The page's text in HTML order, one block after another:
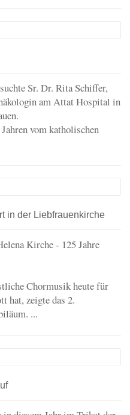
Sr. Dr. Rita Schiffer,
am Attat Hospital in
vom katholischen
in der Liebfrauenkirche
Kirche - 125 Jahre
Chormusik heute für
hat, zeigte das 2.
...